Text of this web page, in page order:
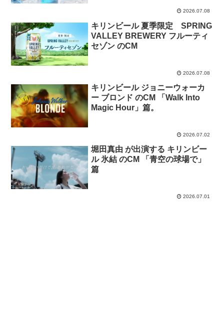
2026.07.08
キリンビール 夏季限定 SPRING
VALLEY BREWERY フルーティ
セゾン のCM
2026.07.08
キリンビール ジョニーウォーカ
ー ブロンド のCM 「Walk Into
Magic Hour」篇。
2026.07.02
堀田真由 が出演する キリンビー
ル 氷結 のCM 「青空の球場で」
篇
2026.07.01